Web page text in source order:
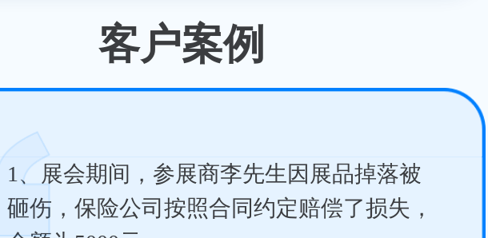
客户案例
1、展会期间，参展商李先生因展品掉落被
砸伤，保险公司按照合同约定赔偿了损失，